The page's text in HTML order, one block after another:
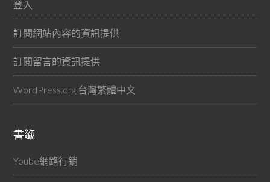
登入
訂閱網站內容的資訊提供
訂閱留言的資訊提供
WordPress.org 台灣繁體中文
書籤
Yoube網路行銷